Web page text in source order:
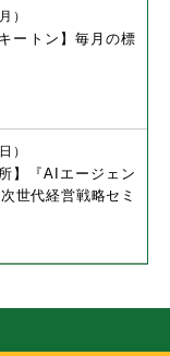
ートン】毎月の標
）
】『AIエージェン
世代経営戦略セミ
）